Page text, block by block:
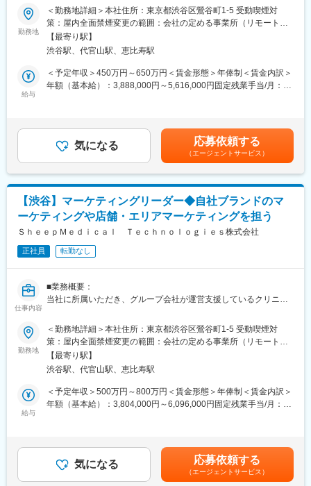
ディレクター、UXUIデザイナー、エンジニア（バックエンド、フ
ロントエンド、インフラ、AI各種在籍。業務委託・外注含む）で
プロダクトチームを組成。現PdMは業務委託で活躍されており、
今回は正社員のプロダクトマネージャーとして中心的な役割をお
※医療業界経験者も居りますので、業界知識は不問です。
全国フルリモート制を導入しており、場所を縛られず拡大中の自
社サービスに携わりたい方にお勧めです。
四半期に一回程度の対面で会うキックオフの機会もご用意してお
ります。
変更の範囲：会社の定める業務
■業務概要：
グループ会社が運営支援している全国23院の歯科クリニックのマ
ーケティングに携わっていただくポジションです。toC領域での
GoogleやYahoo！リスティング広告やSEOをメインに活躍されて
来られた方を募集しています。
歯科矯正マーケティングの領域において、国内トップクラスのノ
ウハウをもつマーケターと一緒に業務を行っていただけます。
■業務内容詳細：
◇各WEB媒体の広告運用と関連業務全般
・Googleリスティング広告、SNS広告を中心に運用
・LPOの企画立案からLP制作のディレクション・広告バナー／動
画広告／記事LP／LP／HP／ステップメール etc. の企画・ライテ
ィング・制作ディレクション・制作物ディレクション業務に関わ
る社内、社外関係者との折衝
※スキル次第では、更に上流のペルソナ設計や適切な訴求プランの
構築などもお任せしたいと思っています。
■組織構成
意とする分野で活躍いただいております。
30代～40代のメンバーがほとんどで、若手にも活躍のチャンスが
あります。
遠方のメンバーもいるため、フルリモートが基本となります。そ
■業務の魅力
そのため、「来院率」や「契約率」、売上といった事業の根幹デ
ータまで把握したマーケティングが可能です。
そのデータを武器に、事業収益に直結する本質的な分析・施策を
勤務地
＜勤務地詳細＞本社住所：東京都渋谷区鶯谷町1-5 受動喫煙対
策：屋内全面禁煙変更の範囲：会社の定める事業所（リモートワ
ーク含む）
【最寄り駅】
渋谷駅、代官山駅、恵比寿駅
給与
＜予定年収＞450万円～650万円＜賃金形態＞年俸制＜賃金内訳＞
年額（基本給）：3,888,000円～5,616,000円固定残業手当/月：
あくまでも目安の金額であり、選考を通じて上下する可能性があ
ります。月給(月額)は固定手当を含めた表記です。
気になる 応募依頼する
（エージェントサービス）
【渋谷】マーケティングリーダー◆自社ブランドのマ
ーケティングや店舗・エリアマーケティングを担う
ＳｈｅｅｐＭｅｄｉｃａｌ Ｔｅｃｈｎｏｌｏｇｉｅｓ株式会社
正社員 転勤なし
仕事内容
■業務概要：
当社に所属いただき、グループ会社が運営支援しているクリニッ
■業務内容詳細：
◇2名～のチームマネジメント
◇予実管理
◇予算計画策定
◇マーケティング戦略・戦術立案／実行
◇プロジェクトマネジメント
グのご経験も積むことが可能です。
勤務地
＜勤務地詳細＞本社住所：東京都渋谷区鶯谷町1-5 受動喫煙対
策：屋内全面禁煙変更の範囲：会社の定める事業所（リモートワ
ーク含む）
【最寄り駅】
渋谷駅、代官山駅、恵比寿駅
給与
＜予定年収＞500万円～800万円＜賃金形態＞年俸制＜賃金内訳＞
年額（基本給）：3,804,000円～6,096,000円固定残業手当/月：
金はあくまでも目安の金額であり、選考を通じて上下する可能性
があります。月給(月額)は固定手当を含めた表記です。
気になる 応募依頼する
（エージェントサービス）